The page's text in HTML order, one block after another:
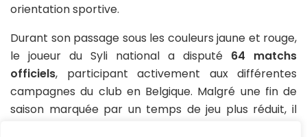
orientation sportive.
Durant son passage sous les couleurs jaune et rouge,
le joueur du Syli national a disputé 64 matchs
officiels, participant activement aux différentes
campagnes du club en Belgique. Malgré une fin de
saison marquée par un temps de jeu plus réduit, il